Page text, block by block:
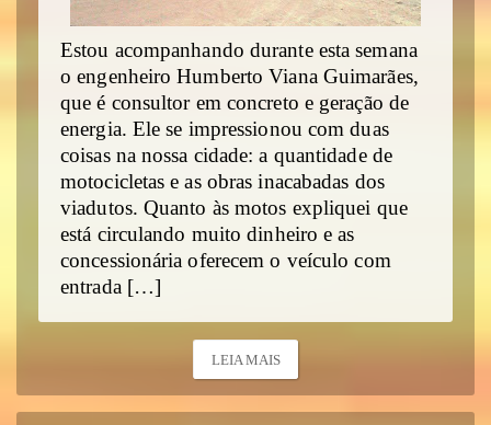
Estou acompanhando durante esta semana
o engenheiro Humberto Viana Guimarães,
que é consultor em concreto e geração de
energia. Ele se impressionou com duas
coisas na nossa cidade: a quantidade de
motocicletas e as obras inacabadas dos
viadutos. Quanto às motos expliquei que
está circulando muito dinheiro e as
concessionária oferecem o veículo com
entrada […]
LEIA MAIS